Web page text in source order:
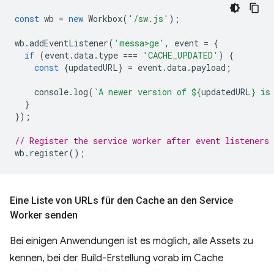
const wb = new Workbox( '/sw.js' );
wb .addEventListener( 'messa>ge' , event = {
if (event.data. type === 'CACHE_UPDATED' )
{
const {updatedURL} = event.data.payload ;
console. log( `A newer version of ${updatedURL} is
}
});
// Register the service worker after event listeners
wb . register();
Eine Liste von URLs für den Cache an den Service
Worker senden
Bei einigen Anwendungen ist es möglich, alle Assets zu
kennen, bei der Build-Erstellung vorab im Cache